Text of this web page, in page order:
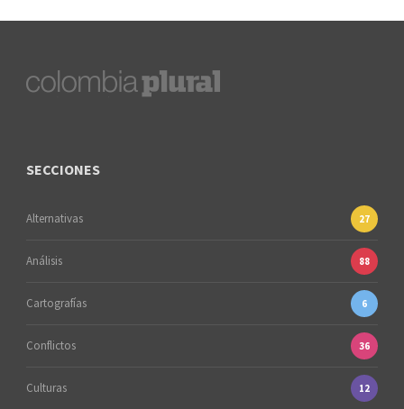
SECCIONES
Alternativas 27
Análisis 88
Cartografías 6
Conflictos 36
Culturas 12